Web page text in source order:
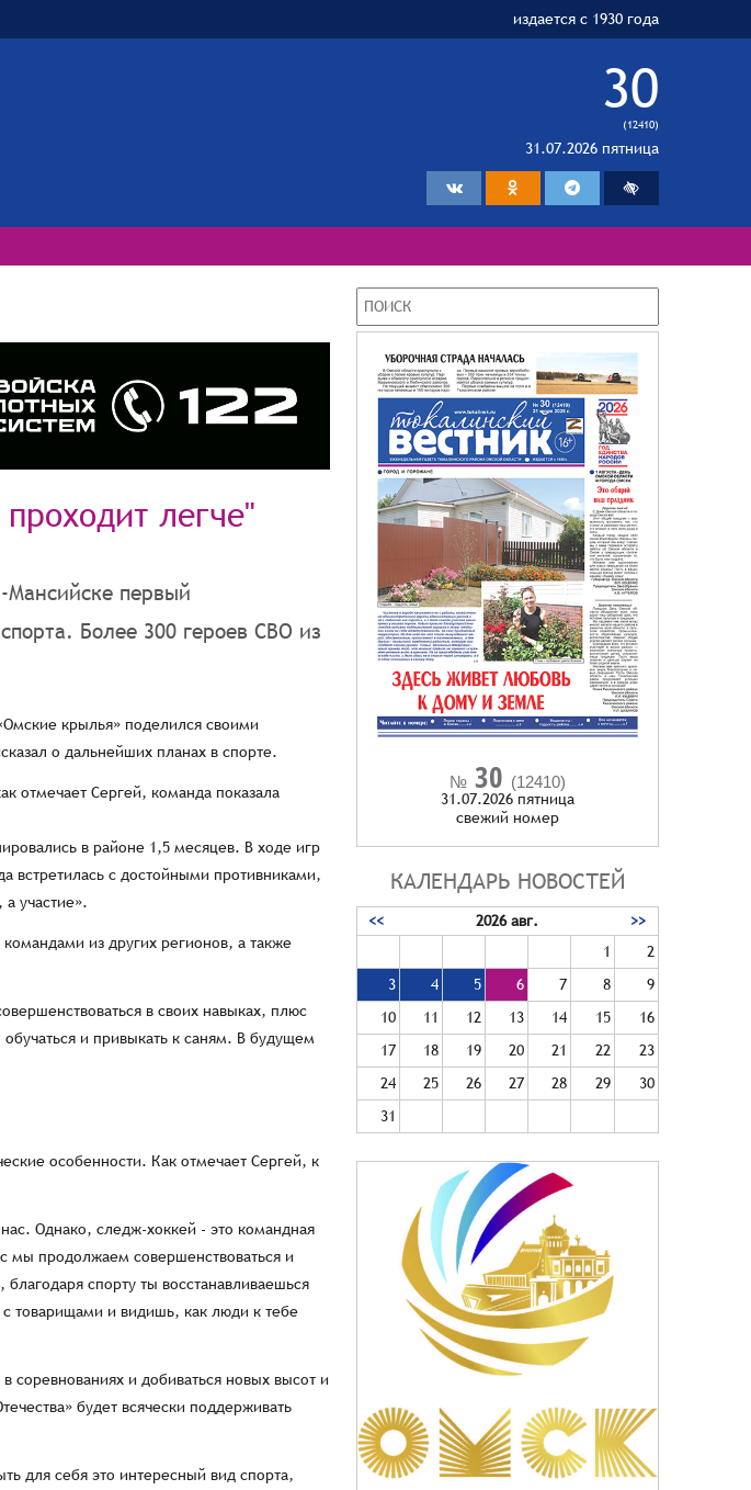
издается с 1930 года
30
(12410)
31.07.2026 пятница
легче"
первый
Более 300 героев СВО из
крылья» поделился своими
о дальнейших планах в спорте.
отмечает Сергей, команда показала
в районе 1,5 месяцев. В ходе игр
встретилась с достойными противниками,
участие».
из других регионов, а также
в своих навыках, плюс
и привыкать к саням. В будущем
особенности. Как отмечает Сергей, к
Однако, следж-хоккей - это командная
мы продолжаем совершенствоваться и
спорту ты восстанавливаешься
товарищами и видишь, как люди к тебе
соревнованиях и добиваться новых высот и
будет всячески поддерживать
для себя это интересный вид спорта,
№ 30 (12410)
31.07.2026 пятница
cвежий номер
КАЛЕНДАРЬ НОВОСТЕЙ
<< 2026 авг.
>>
1
2
3
4 5 6 7 8
9
10
11 12 13 14 15
16
17
18 19 20 21 22
23
24
25 26 27 28 29
30
31